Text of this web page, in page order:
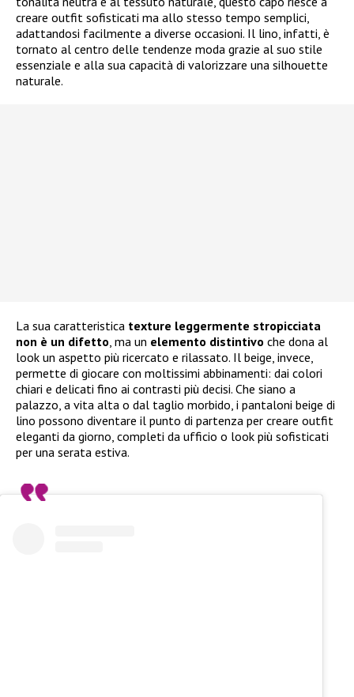
creare outfit sofisticati ma allo stesso tempo semplici,
adattandosi facilmente a diverse occasioni. Il lino, infatti, è
tornato al centro delle tendenze moda grazie al suo stile
essenziale e alla sua capacità di valorizzare una silhouette
naturale.
La sua caratteristica texture leggermente stropicciata
non è un difetto , ma un elemento distintivo che dona al
look un aspetto più ricercato e rilassato. Il beige, invece,
permette di giocare con moltissimi abbinamenti: dai colori
chiari e delicati fino ai contrasti più decisi. Che siano a
palazzo, a vita alta o dal taglio morbido, i pantaloni beige di
lino possono diventare il punto di partenza per creare outfit
eleganti da giorno, completi da ufficio o look più sofisticati
per una serata estiva.